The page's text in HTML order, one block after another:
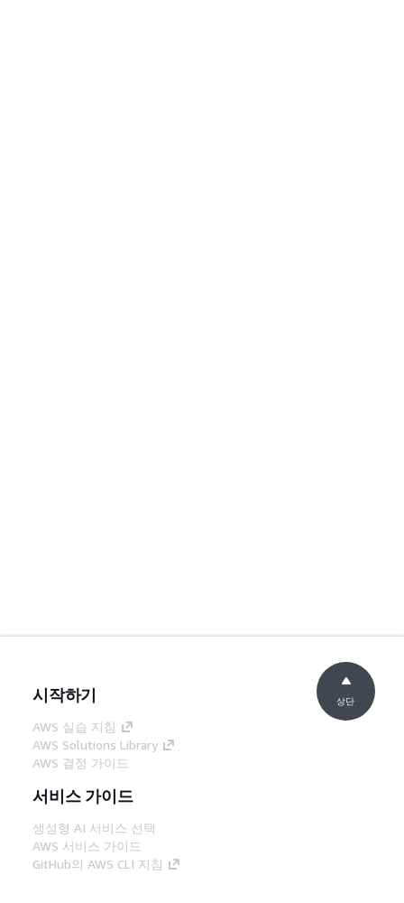
시작하기
AWS 실습 지침
AWS Solutions Library
AWS 결정 가이드
서비스 가이드
생성형 AI 서비스 선택
AWS 서비스 가이드
GitHub의 AWS CLI 지침
상단